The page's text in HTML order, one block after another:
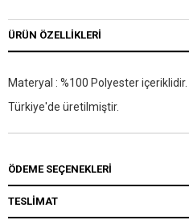
ÜRÜN ÖZELLIKLERI
Materyal : %100 Polyester içeriklidir.
Türkiye'de üretilmiştir.
ÖDEME SEÇENEKLERI
TESLİMAT